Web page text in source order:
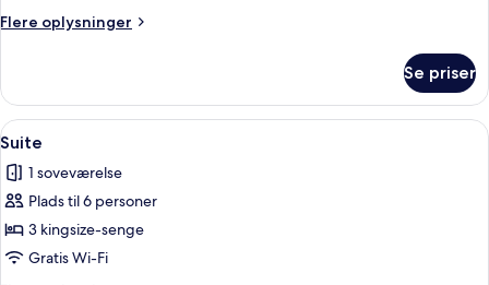
Flere oplysninger
Flere
Se priser
Indlæs
alle
billeder
af
Suite
Suite | Badeværelse | Bruser,
9
Suite
1 soveværelse
Plads til 6 personer
3 kingsize-senge
Gratis Wi-Fi